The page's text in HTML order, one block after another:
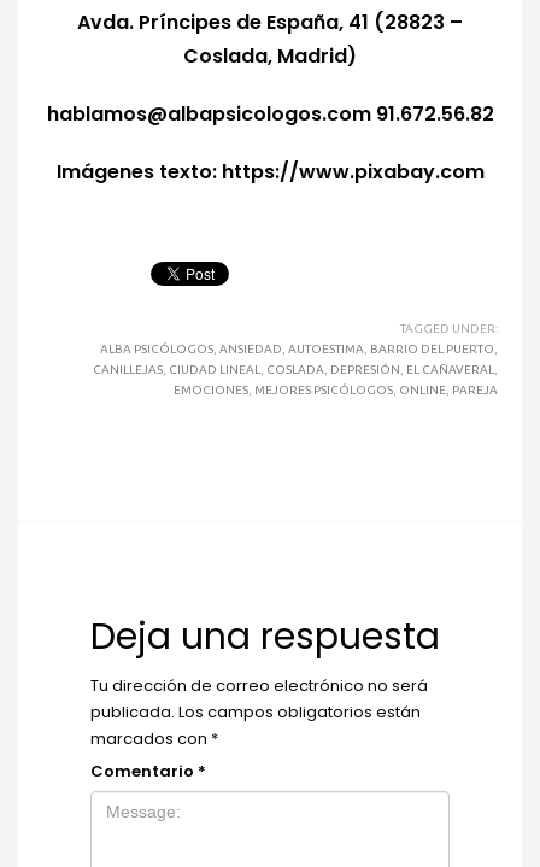
Avda. Príncipes de España, 41 (28823 –
Coslada, Madrid)
hablamos@albapsicologos.com 91.672.56.82
Imágenes texto: https://www.pixabay.com
TAGGED UNDER:
ALBA PSICÓLOGOS, ANSIEDAD, AUTOESTIMA, BARRIO DEL PUERTO,
CANILLEJAS, CIUDAD LINEAL, COSLADA, DEPRESIÓN , EL CAÑAVERAL,
EMOCIONES, MEJORES PSICÓLOGOS, ONLINE, PAREJA
Deja una respuesta
Tu dirección de correo electrónico no será
publicada. Los campos obligatorios están
marcados con *
Comentario *